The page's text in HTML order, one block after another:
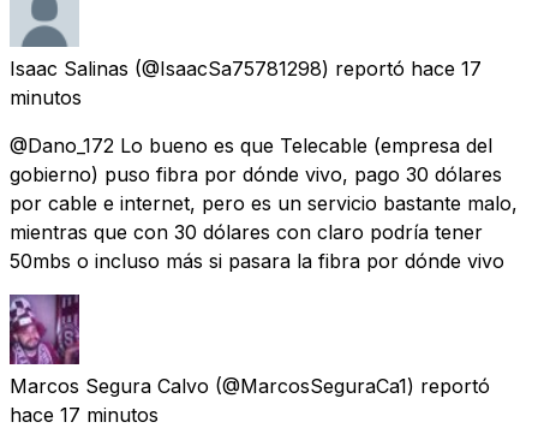
Isaac Salinas (@IsaacSa75781298) reportó hace 17
minutos
@Dano_172 Lo bueno es que Telecable (empresa del
gobierno) puso fibra por dónde vivo, pago 30 dólares
por cable e internet, pero es un servicio bastante malo,
mientras que con 30 dólares con claro podría tener
50mbs o incluso más si pasara la fibra por dónde vivo
Marcos Segura Calvo (@MarcosSeguraCa1) reportó
hace 17 minutos